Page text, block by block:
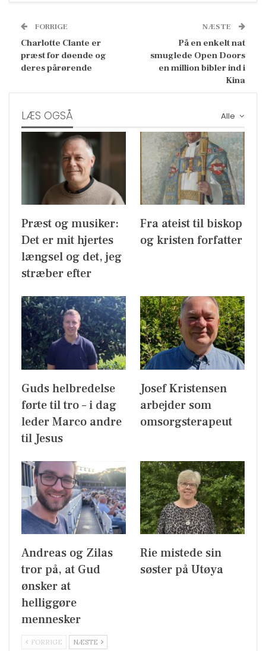
FORRIGE
Charlotte Clante er
præst for døende og
deres pårørende
NÆSTE
På en enkelt nat
smuglede Open Doors
en million bibler ind i
Kina
Alle
LÆS OGSÅ
Præst og musiker:
Det er mit hjertes
længsel og det, jeg
stræber efter
Fra ateist til biskop
og kristen forfatter
Guds helbredelse
førte til tro – i dag
leder Marco andre
til Jesus
Josef Kristensen
arbejder som
omsorgsterapeut
Andreas og Zilas
tror på, at Gud
ønsker at
helliggøre
mennesker
Rie mistede sin
søster på Utøya
FORRIGE NÆSTE